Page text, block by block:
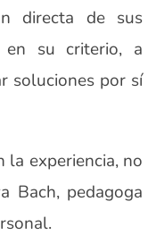
directa de sus
en su criterio, a
soluciones por sí
la experiencia, no
Bach, pedagoga